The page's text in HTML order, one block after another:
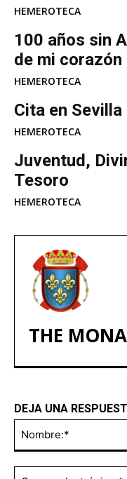
HEMEROTECA
100 años sin
de mi corazón
HEMEROTECA
Cita en Sevilla
HEMEROTECA
Juventud,
Tesoro
HEMEROTECA
THE
DEJA UNA